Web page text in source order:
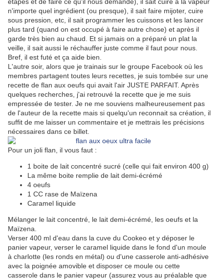
n'importe quel ingrédient (ou presque), il sait faire mijoter, cuire
sous pression, etc, il sait programmer les cuissons et les lancer
plus tard (quand on est occupé à faire autre chose) et après il
garde très bien au chaud. Et si jamais on a préparé un plat la
veille, il sait aussi le réchauffer juste comme il faut pour nous.
Bref, il est futé et ça aide bien.
L'autre soir, alors que je trainais sur le groupe Facebook où les
membres partagent toutes leurs recettes, je suis tombée sur une
recette de flan aux oeufs qui avait l'air JUSTE PARFAIT. Après
quelques recherches, j'ai retrouvé la recette que je me suis
empressée de tester. Je ne me souviens malheureusement pas
de l'auteur de la recette mais si quelqu'un reconnait sa création, il
suffit de me laisser un commentaire et je mettrais les précisions
nécessaires dans ce billet.
Pour un joli flan, il vous faut :
1 boite de lait concentré sucré (celle qui fait environ 400 g)
La même boite remplie de lait demi-écrémé
4 oeufs
1 CC rase de Maïzena
Caramel liquide
Mélanger le lait concentré, le lait demi-écrémé, les oeufs et la
Maïzena.
Verser 400 ml d'eau dans la cuve du Cookeo et y déposer le
panier vapeur, verser le caramel liquide dans le fond d'un moule
à charlotte (les ronds en métal) ou d'une casserole anti-adhésive
avec la poignée amovible et disposer ce moule ou cette
casserole dans le panier vapeur (assurez vous au préalable que